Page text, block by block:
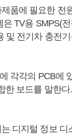
품에 필요한 전
TV용 SMPS(
및 전기차 충전
각각의 PCB에
한 보드를 말한
디지털 정보 디